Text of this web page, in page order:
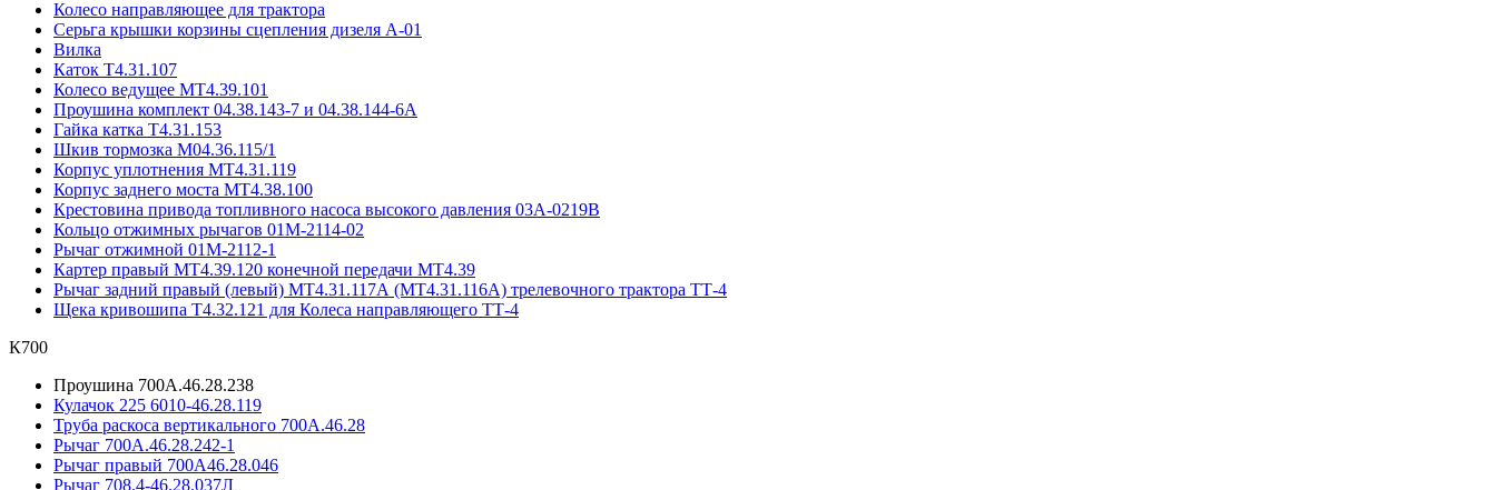
Колесо направляющее для трактора
Серьга крышки корзины сцепления дизеля А-01
Вилка
Каток Т4.31.107
Колесо ведущее МТ4.39.101
Проушина комплект 04.38.143-7 и 04.38.144-6А
Гайка катка Т4.31.153
Шкив тормозка М04.36.115/1
Корпус уплотнения МТ4.31.119
Корпус заднего моста МТ4.38.100
Крестовина привода топливного насоса высокого давления 03А-0219В
Кольцо отжимных рычагов 01М-2114-02
Рычаг отжимной 01М-2112-1
Картер правый МТ4.39.120 конечной передачи МТ4.39
Рычаг задний правый (левый) МТ4.31.117А (МТ4.31.116А) трелевочного трактора ТТ-4
Щека кривошипа Т4.32.121 для Колеса направляющего ТТ-4
К700
Проушина 700А.46.28.238
Кулачок 225 6010-46.28.119
Труба раскоса вертикального 700А.46.28
Рычаг 700А.46.28.242-1
Рычаг правый 700А46.28.046
Рычаг 708.4-46.28.037Л